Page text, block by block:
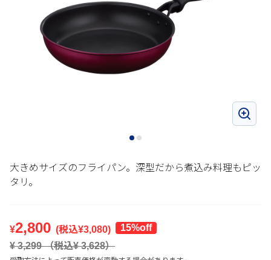
大きめサイズのフライパン。深型だから煮込み料理もピッ
タリ。
¥2,800 (税込¥3,080)
15%off
¥ 3,299（税込¥3,628）